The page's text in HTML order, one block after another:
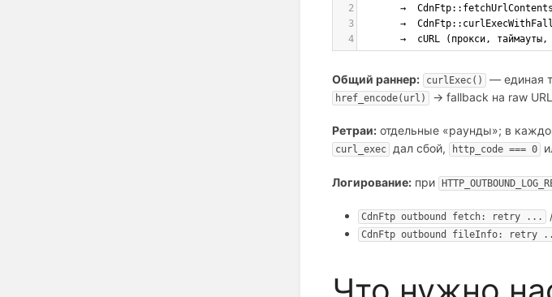
2
→
3
→
4
→  cURL (прокси, таймауты,
Общий раннер: curlExec() — единая
href_encode(url) → fallback на raw
Ретраи: отдельные «раунды»; в
curl_exec дал сбой, http_code === 0
Логирование: при
CdnFtp outbound fetch: retry ...
CdnFtp outbound fileInfo: retry